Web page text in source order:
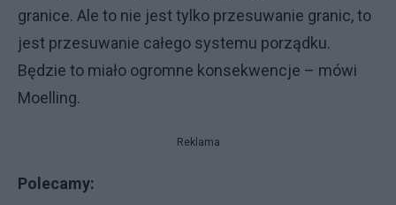
granice. Ale to nie jest tylko przesuwanie granic, to
jest przesuwanie całego systemu porządku.
Będzie to miało ogromne konsekwencje – mówi
Moelling.
Reklama
Polecamy: